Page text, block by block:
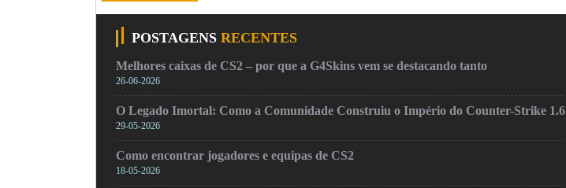
POSTAGENS RECENTES
Melhores caixas de CS2 – por que a G4Skins vem se destacando tanto
26-06-2026
O Legado Imortal: Como a Comunidade Construiu o Império do Counter-Strike 1.6
29-05-2026
Como encontrar jogadores e equipas de CS2
18-05-2026